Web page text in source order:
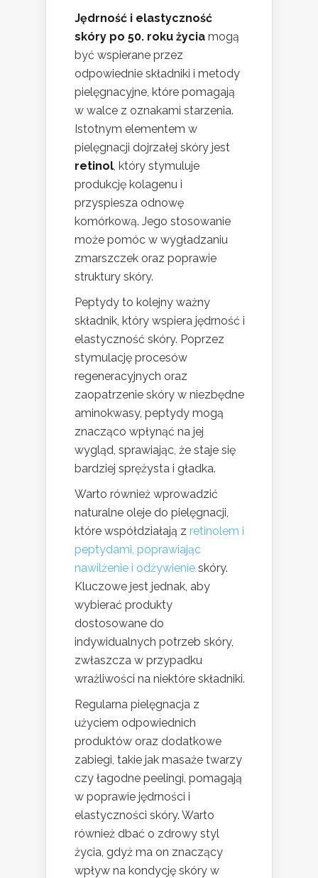
Jędrność i elastyczność
skóry po 50. roku życia mogą
być wspierane przez
odpowiednie składniki i metody
pielęgnacyjne, które pomagają
w walce z oznakami starzenia.
Istotnym elementem w
pielęgnacji dojrzałej skóry jest
retinol, który stymuluje
produkcję kolagenu i
przyspiesza odnowę
komórkową. Jego stosowanie
może pomóc w wygładzaniu
zmarszczek oraz poprawie
struktury skóry.
Peptydy to kolejny ważny
składnik, który wspiera jędrność i
elastyczność skóry. Poprzez
stymulację procesów
regeneracyjnych oraz
zaopatrzenie skóry w niezbędne
aminokwasy, peptydy mogą
znacząco wpłynąć na jej
wygląd, sprawiając, że staje się
bardziej sprężysta i gładka.
Warto również wprowadzić
naturalne oleje do pielęgnacji,
które współdziałają z retinolem i
peptydami, poprawiając
nawilżenie i odżywienie skóry.
Kluczowe jest jednak, aby
wybierać produkty
dostosowane do
indywidualnych potrzeb skóry,
zwłaszcza w przypadku
wrażliwości na niektóre składniki.
Regularna pielęgnacja z
użyciem odpowiednich
produktów oraz dodatkowe
zabiegi, takie jak masaże twarzy
czy łagodne peelingi, pomagają
w poprawie jędrności i
elastyczności skóry. Warto
również dbać o zdrowy styl
życia, gdyż ma on znaczący
wpływ na kondycję skóry w